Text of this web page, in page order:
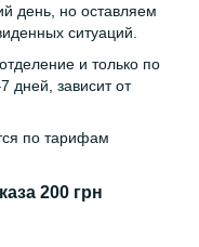
день, но оставляем
ситуаций.
и только по
дней, зависит от
по тарифам
200 грн